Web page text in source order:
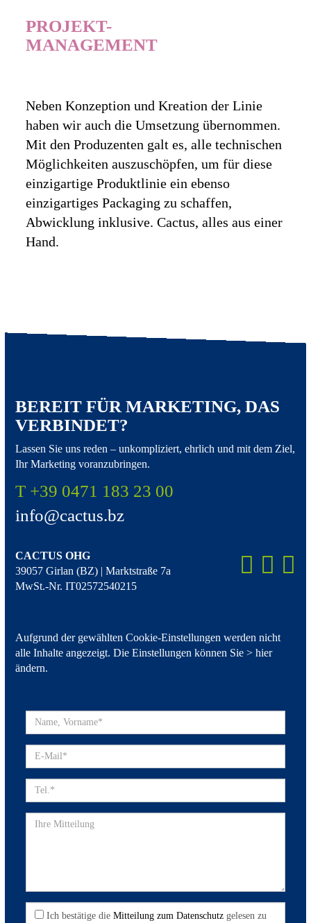
PROJEKT-
MANAGEMENT
Neben Konzeption und Kreation der Linie
haben wir auch die Umsetzung übernommen.
Mit den Produzenten galt es, alle technischen
Möglichkeiten auszuschöpfen, um für diese
einzigartige Produktlinie ein ebenso
einzigartiges Packaging zu schaffen,
Abwicklung inklusive. Cactus, alles aus einer
Hand.
BEREIT FÜR MARKETING, DAS
VERBINDET?
Lassen Sie uns reden – unkompliziert, ehrlich und mit dem Ziel,
Ihr Marketing voranzubringen.
T +39 0471 183 23 00
info@cactus.bz
CACTUS OHG
39057 Girlan (BZ) | Marktstraße 7a
MwSt.-Nr. IT02572540215
Aufgrund der gewählten Cookie-Einstellungen werden nicht
alle Inhalte angezeigt. Die Einstellungen können Sie > hier
ändern.
Ich bestätige die Mitteilung zum Datenschutz gelesen zu